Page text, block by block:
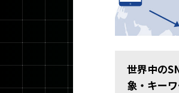
世界中の
象・キー